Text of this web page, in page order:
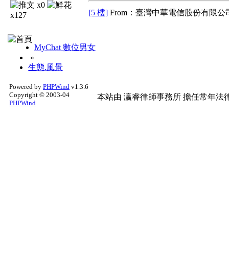
x0
x127
[5 樓] From：臺灣中華電信股份有限公
MyChat 數位男女
»
生態.風景
Powered by PHPWind v1.3.6
Copyright © 2003-04
PHPWind
本站由 瀛睿律師事務所 擔任常年法